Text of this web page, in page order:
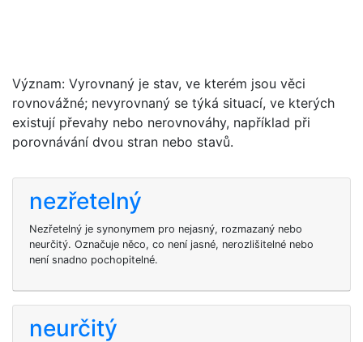
Význam: Vyrovnaný je stav, ve kterém jsou věci
rovnovážné; nevyrovnaný se týká situací, ve kterých
existují převahy nebo nerovnováhy, například při
porovnávání dvou stran nebo stavů.
nezřetelný
Nezřetelný je synonymem pro nejasný, rozmazaný nebo
neurčitý. Označuje něco, co není jasné, nerozlišitelné nebo
není snadno pochopitelné.
neurčitý